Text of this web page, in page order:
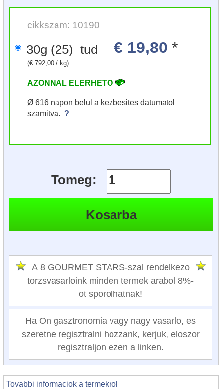
cikkszam: 10190
30g (25) tud € 19,80 *
(€ 792,00 / kg)
AZONNAL ELERHETO
Ø 616 napon belul a kezbesites datumatol
szamitva. ?
Tomeg:
A 8 GOURMET STARS-szal rendelkezo
torzsvasarloink minden termek arabol 8%-
ot sporolhatnak!
Ha On gasztronomia vagy nagy vasarlo, es
szeretne regisztralni hozzank, kerjuk, eloszor
regisztraljon ezen a linken.
Tovabbi informaciok a termekrol